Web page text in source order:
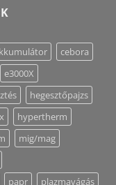
cebora
e3000X
hegesztőpajzs
hypertherm
mig/mag
papr plazmavágás